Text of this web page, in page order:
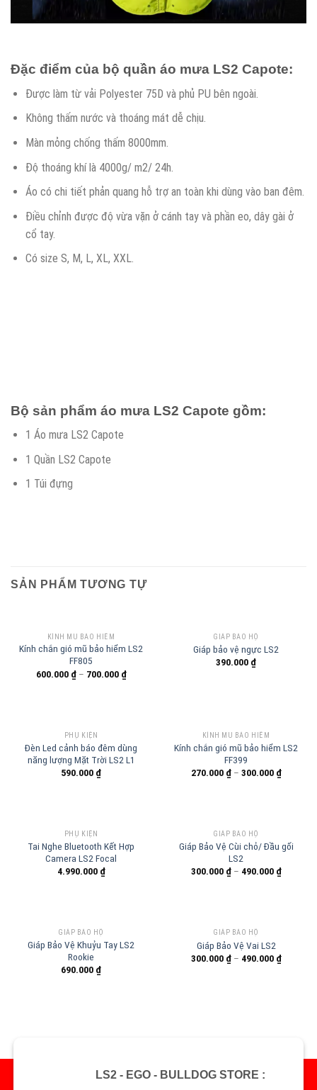
Đặc điểm của bộ quần áo mưa LS2 Capote:
Được làm từ vải Polyester 75D và phủ PU bên ngoài.
Không thấm nước và thoáng mát dễ chịu.
Màn mỏng chống thấm 8000mm.
Độ thoáng khí là 4000g/ m2/ 24h.
Áo có chi tiết phản quang hỗ trợ an toàn khi dùng vào ban đêm.
Điều chỉnh được độ vừa vặn ở cánh tay và phần eo, dây gài ở
cổ tay.
Có size S, M, L, XL, XXL.
Bộ sản phẩm áo mưa LS2 Capote gồm:
1 Áo mưa LS2 Capote
1 Quần LS2 Capote
1 Túi đựng
SẢN PHẨM TƯƠNG TỰ
KÍNH MŨ BẢO HIỂM
Kính chắn gió mũ bảo hiểm LS2
FF805
600.000 ₫– 700.000 ₫
GIÁP BẢO HỘ
Giáp bảo vệ ngực LS2
390.000 ₫
PHỤ KIỆN
Đèn Led cảnh báo đêm dùng
năng lượng Mặt Trời LS2 L1
590.000 ₫
KÍNH MŨ BẢO HIỂM
Kính chắn gió mũ bảo hiểm LS2
FF399
270.000 ₫– 300.000 ₫
PHỤ KIỆN
Tai Nghe Bluetooth Kết Hợp
Camera LS2 Focal
4.990.000 ₫
GIÁP BẢO HỘ
Giáp Bảo Vệ Cùi chỏ/ Đầu gối
LS2
300.000 ₫– 490.000 ₫
GIÁP BẢO HỘ
Giáp Bảo Vệ Khuỷu Tay LS2
Rookie
690.000 ₫
GIÁP BẢO HỘ
Giáp Bảo Vệ Vai LS2
300.000 ₫– 490.000 ₫
LS2 - EGO - BULLDOG STORE :